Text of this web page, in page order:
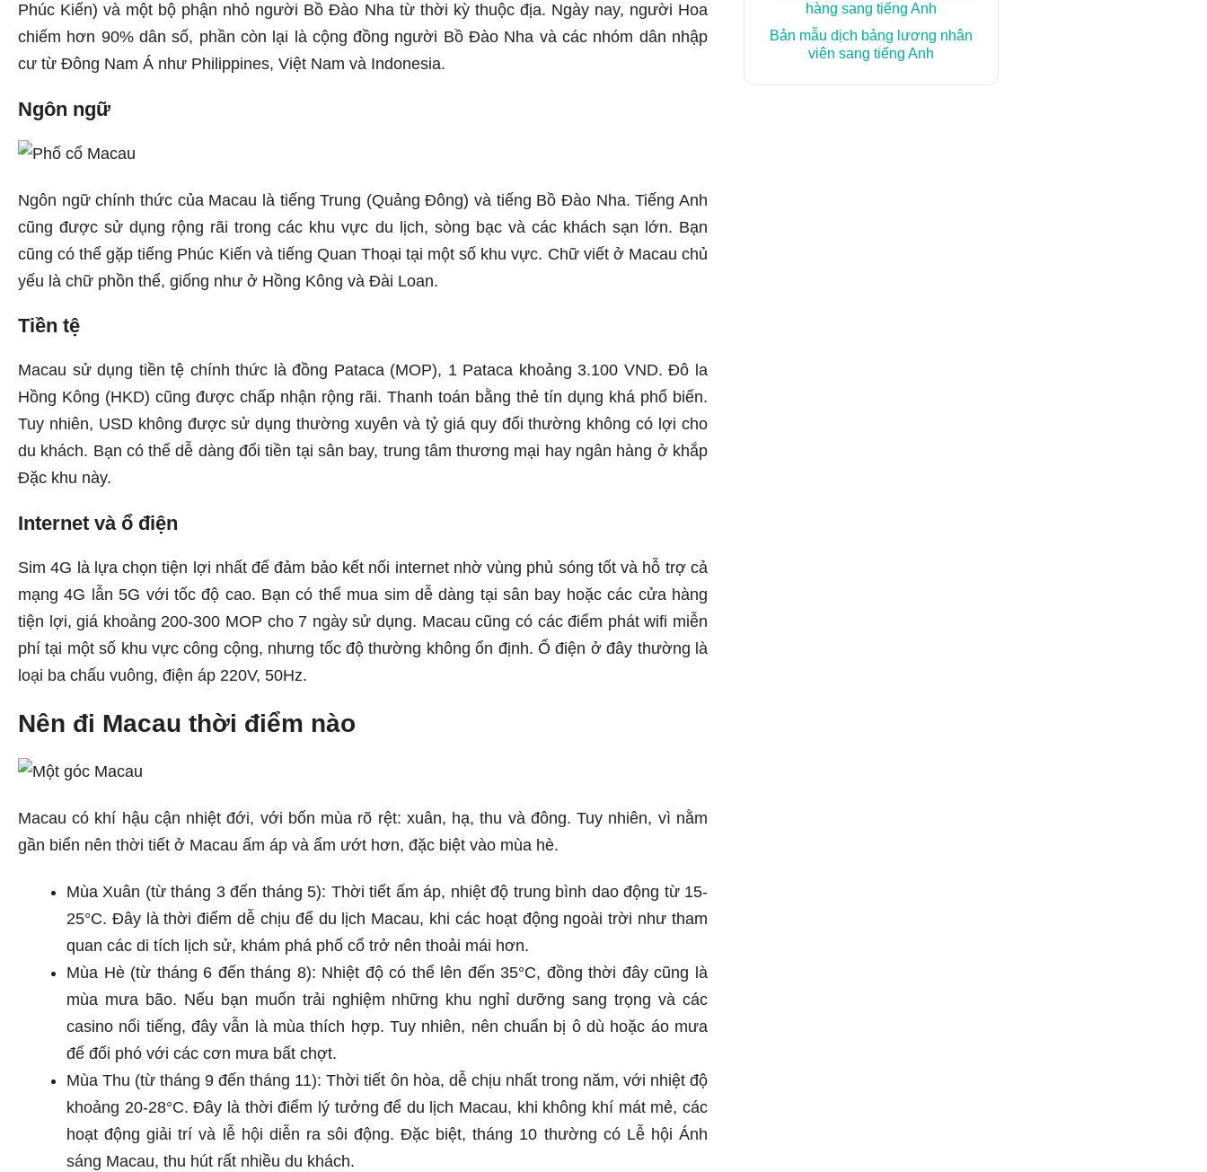
Phúc Kiến) và một bộ phận nhỏ người Bồ Đào Nha từ thời kỳ thuộc địa. Ngày nay, người Hoa
chiếm hơn 90% dân số, phần còn lại là cộng đồng người Bồ Đào Nha và các nhóm dân nhập
cư từ Đông Nam Á như Philippines, Việt Nam và Indonesia.
Ngôn ngữ
Ngôn ngữ chính thức của Macau là tiếng Trung (Quảng Đông) và tiếng Bồ Đào Nha. Tiếng Anh
cũng được sử dụng rộng rãi trong các khu vực du lịch, sòng bạc và các khách sạn lớn. Bạn
cũng có thể gặp tiếng Phúc Kiến và tiếng Quan Thoại tại một số khu vực. Chữ viết ở Macau chủ
yếu là chữ phồn thể, giống như ở Hồng Kông và Đài Loan.
Tiền tệ
Macau sử dụng tiền tệ chính thức là đồng Pataca (MOP), 1 Pataca khoảng 3.100 VND. Đô la
Hồng Kông (HKD) cũng được chấp nhận rộng rãi. Thanh toán bằng thẻ tín dụng khá phổ biến.
Tuy nhiên, USD không được sử dụng thường xuyên và tỷ giá quy đổi thường không có lợi cho
du khách. Bạn có thể dễ dàng đổi tiền tại sân bay, trung tâm thương mại hay ngân hàng ở khắp
Đặc khu này.
Internet và ổ điện
Sim 4G là lựa chọn tiện lợi nhất để đảm bảo kết nối internet nhờ vùng phủ sóng tốt và hỗ trợ cả
mạng 4G lẫn 5G với tốc độ cao. Bạn có thể mua sim dễ dàng tại sân bay hoặc các cửa hàng
tiện lợi, giá khoảng 200-300 MOP cho 7 ngày sử dụng. Macau cũng có các điểm phát wifi miễn
phí tại một số khu vực công cộng, nhưng tốc độ thường không ổn định. Ổ điện ở đây thường là
loại ba chấu vuông, điện áp 220V, 50Hz.
Nên đi Macau thời điểm nào
Macau có khí hậu cận nhiệt đới, với bốn mùa rõ rệt: xuân, hạ, thu và đông. Tuy nhiên, vì nằm
gần biển nên thời tiết ở Macau ấm áp và ẩm ướt hơn, đặc biệt vào mùa hè.
Mùa Xuân (từ tháng 3 đến tháng 5): Thời tiết ấm áp, nhiệt độ trung bình dao động từ 15-
25°C. Đây là thời điểm dễ chịu để du lịch Macau, khi các hoạt động ngoài trời như tham
quan các di tích lịch sử, khám phá phố cổ trở nên thoải mái hơn.
Mùa Hè (từ tháng 6 đến tháng 8): Nhiệt độ có thể lên đến 35°C, đồng thời đây cũng là
mùa mưa bão. Nếu bạn muốn trải nghiệm những khu nghỉ dưỡng sang trọng và các
casino nổi tiếng, đây vẫn là mùa thích hợp. Tuy nhiên, nên chuẩn bị ô dù hoặc áo mưa
để đối phó với các cơn mưa bất chợt.
Mùa Thu (từ tháng 9 đến tháng 11): Thời tiết ôn hòa, dễ chịu nhất trong năm, với nhiệt độ
khoảng 20-28°C. Đây là thời điểm lý tưởng để du lịch Macau, khi không khí mát mẻ, các
hoạt động giải trí và lễ hội diễn ra sôi động. Đặc biệt, tháng 10 thường có Lễ hội Ánh
sáng Macau, thu hút rất nhiều du khách.
hàng sang tiếng Anh
Bản mẫu dịch bảng lương nhân
viên sang tiếng Anh